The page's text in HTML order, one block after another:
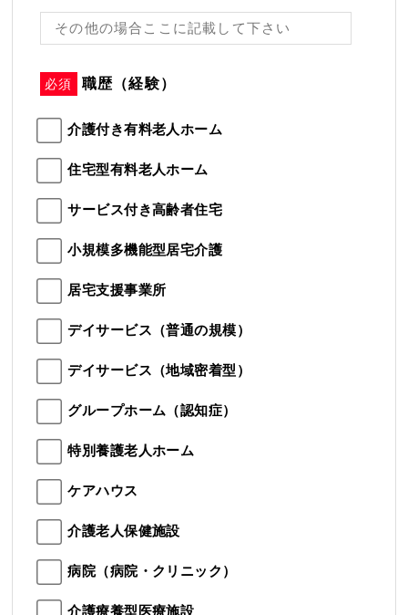
必須 職歴（経験）
介護付き有料老人ホーム
住宅型有料老人ホーム
サービス付き高齢者住宅
小規模多機能型居宅介護
居宅支援事業所
デイサービス（普通の規模）
デイサービス（地域密着型）
グループホーム（認知症）
特別養護老人ホーム
ケアハウス
介護老人保健施設
病院（病院・クリニック）
介護療養型医療施設